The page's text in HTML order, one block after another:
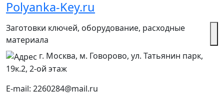
Polyanka-Key.ru
Заготовки ключей, оборудование, расходные
материала
г. Москва, м. Говорово, ул. Татьянин парк,
19к.2, 2-ой этаж
E-mail: 2260284@mail.ru